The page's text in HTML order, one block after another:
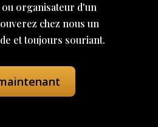
organisateur d'un
chez nous un
et toujours souriant.